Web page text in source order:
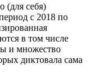
(для себя)
с 2018 по
в том числе
и множество
диктовала сама